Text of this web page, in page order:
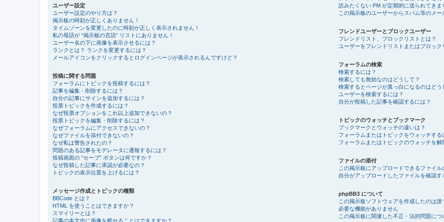
ユーザー設定
ユーザー設定のやり方は？
掲示板の時刻が正しくありません！
タイムゾーンを変更したのに時刻が正しく表示されません！
私の母語が “掲示板の言語” リストにありません！
ユーザー名の下に画像を表示させるには？
ランクとは？ ランクを変更するには？
メールアイコンをクリックするとログインページが表示されるんですけど？
投稿に関する問題
フォーラムにトピックを投稿するには？
記事を編集・削除するには？
自分の記事にサインを追加するには？
投票トピックを作成するには？
なぜ投票オプションをこれ以上追加できないの？
投票トピックを編集・削除するには？
なぜフォーラムにアクセスできないの？
なぜファイルを添付できないの？
なぜ私は警告されたの？
問題のある記事をモデレータに通報するには？
投稿画面の “セーブ” ボタンは何ですか？
なぜ投稿した記事に承認が必要なの？
トピックの表示位置を上げるには？
メッセージ作成とトピックの種類
BBCode とは？
HTML を使うことはできますか？
スマイリーとは？
記事の本文中に画像を載せることはできますか？
読みたくない PM が定期的に送られてきま
この掲示板のユーザーからスパム等のメ
フレンドユーザーとブロックユーザー
フレンドリスト、ブロックリストとは？
ユーザーをフレンドリストまたはブロッ
フォーラムの検索
検索するには？
検索しても無効なのはどうして？
検索するとページが真っ白になるのはどう
ユーザーを検索するには？
自分が投稿した記事を確認するには？
トピックのウォッチとブックマーク
ブックマークとウォッチの違いは？
フォーラムまたはトピックをウォッチする
フォーラムまたはトピックのウォッチを解
ファイルの添付
この掲示板にアップロードできるファイル
自分がアップロードしたファイルを確認す
phpBB3 について
この掲示板ソフトウェアを作成したのは誰
必要な機能がありません
この掲示板に関連した不正・法的問題に